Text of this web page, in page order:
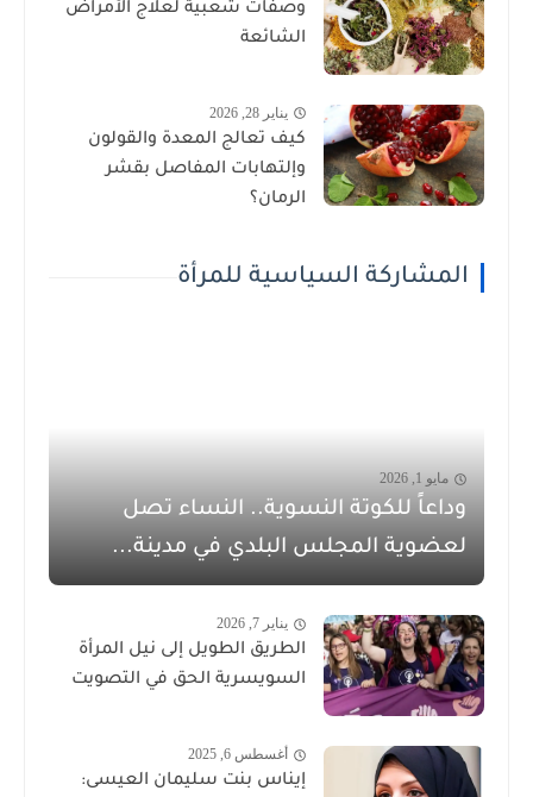
وصفات شعبية لعلاج الأمراض
الشائعة
يناير 28, 2026
كيف تعالج المعدة والقولون
وإلتهابات المفاصل بقشر
الرمان؟
المشاركة السياسية للمرأة
مايو 1, 2026
وداعاً للكوتة النسوية.. النساء تصل
لعضوية المجلس البلدي في مدينة...
يناير 7, 2026
الطريق الطويل إلى نيل المرأة
السويسرية الحق في التصويت
أغسطس 6, 2025
إيناس بنت سليمان العيسى: